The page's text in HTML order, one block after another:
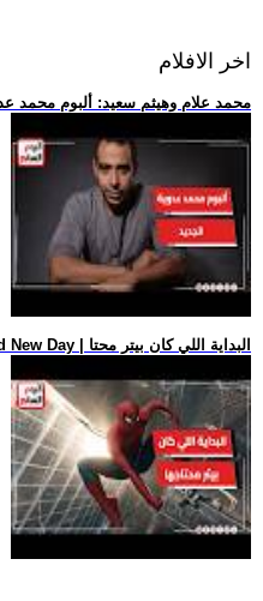
اخر الافلام
.. محمد علام وهيثم سعيد: ألبوم محمد
.. فيلم Spider-Man: Brand New Day | البداية اللي كان بيتر محتا